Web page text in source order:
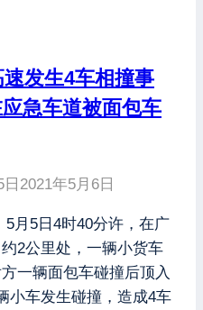
发生4车相撞事
急车道被面包车
2021年5月6日
月5日4时40分许，在广
2公里处，一辆小货车
一辆面包车碰撞后顶入
小车发生碰撞，造成4车